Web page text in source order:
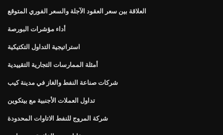
العلاقة بين سعر العقود الآجلة والسعر الفوري المتوقع
أداء مؤشرات البورصة
استراتيجية التداول التكتيكية
أمثلة الممارسات التجارية التقييدية
شركات صناعة النفط والغاز في مدينة كيب
تداول العملات الأجنبية مع بيتكوين
شركة المروج للنفط الاتاوات المحدودة